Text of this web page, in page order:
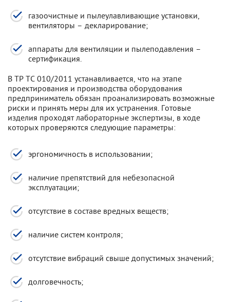
газоочистные и пылеулавливающие установки,
вентиляторы – декларирование;
аппараты для вентиляции и пылеподавления –
сертификация.
В ТР ТС 010/2011 устанавливается, что на этапе
проектирования и производства оборудования
предприниматель обязан проанализировать возможные
риски и принять меры для их устранения. Готовые
изделия проходят лабораторные экспертизы, в ходе
которых проверяются следующие параметры:
эргономичность в использовании;
наличие препятствий для небезопасной
эксплуатации;
отсутствие в составе вредных веществ;
наличие систем контроля;
отсутствие вибраций свыше допустимых значений;
долговечность;